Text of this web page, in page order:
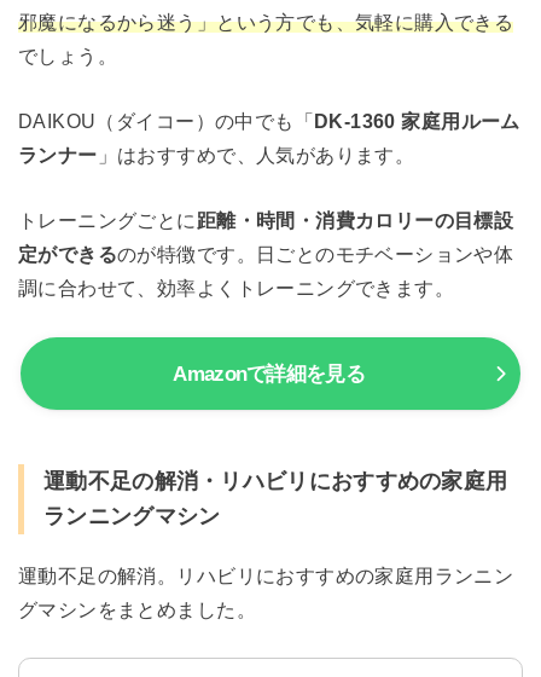
邪魔になるから迷う」という方でも、気軽に購入できる
でしょう。
DAIKOU（ダイコー）の中でも「DK-1360 家庭用ルーム
ランナー 」はおすすめで、人気があります。
トレーニングごとに 距離・時間・消費カロリーの目標設
定ができるのが特徴です。日ごとのモチベーションや体
調に合わせて、効率よくトレーニングできます。
Amazonで詳細を見る
運動不足の解消・リハビリにおすすめの家庭用
ランニングマシン
運動不足の解消。リハビリにおすすめの家庭用ランニン
グマシンをまとめました。